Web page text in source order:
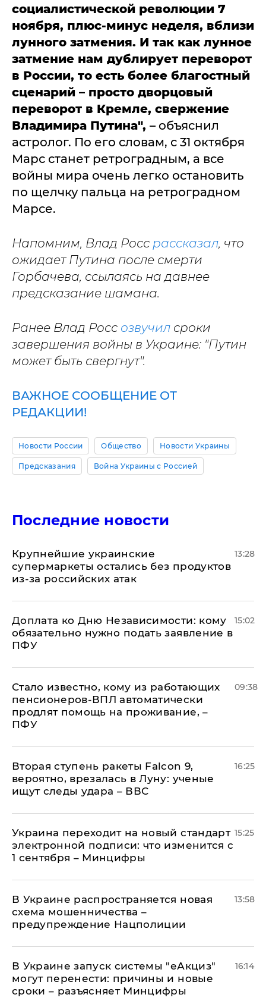
социалистической революции 7
ноября, плюс-минус неделя, вблизи
лунного затмения. И так как лунное
затмение нам дублирует переворот
в России, то есть более благостный
сценарий – просто дворцовый
переворот в Кремле, свержение
Владимира Путина", – объяснил
астролог. По его словам, с 31 октября
Марс станет ретроградным, а все
войны мира очень легко остановить
по щелчку пальца на ретроградном
Марсе.
Напомним, Влад Росс рассказал, что
ожидает Путина после смерти
Горбачева, ссылаясь на давнее
предсказание шамана.
Ранее Влад Росс озвучил сроки
завершения войны в Украине: "Путин
может быть свергнут".
ВАЖНОЕ СООБЩЕНИЕ ОТ
РЕДАКЦИИ!
Новости России Общество Новости Украины
Предсказания Война Украины с Россией
Последние новости
Крупнейшие украинские
супермаркеты остались без продуктов
из-за российских атак
13:28
Доплата ко Дню Независимости: кому
обязательно нужно подать заявление в
ПФУ
15:02
Стало известно, кому из работающих
пенсионеров-ВПЛ автоматически
продлят помощь на проживание, –
ПФУ
09:38
Вторая ступень ракеты Falcon 9,
вероятно, врезалась в Луну: ученые
ищут следы удара – ВВС
16:25
Украина переходит на новый стандарт
электронной подписи: что изменится с
1 сентября – Минцифры
15:25
В Украине распространяется новая
схема мошенничества –
предупреждение Нацполиции
13:58
В Украине запуск системы "еАкциз"
могут перенести: причины и новые
сроки – разъясняет Минцифры
16:14